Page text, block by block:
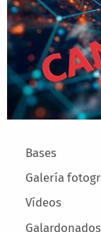
Main menu
Bases
Galería
Vídeos
Galardonados